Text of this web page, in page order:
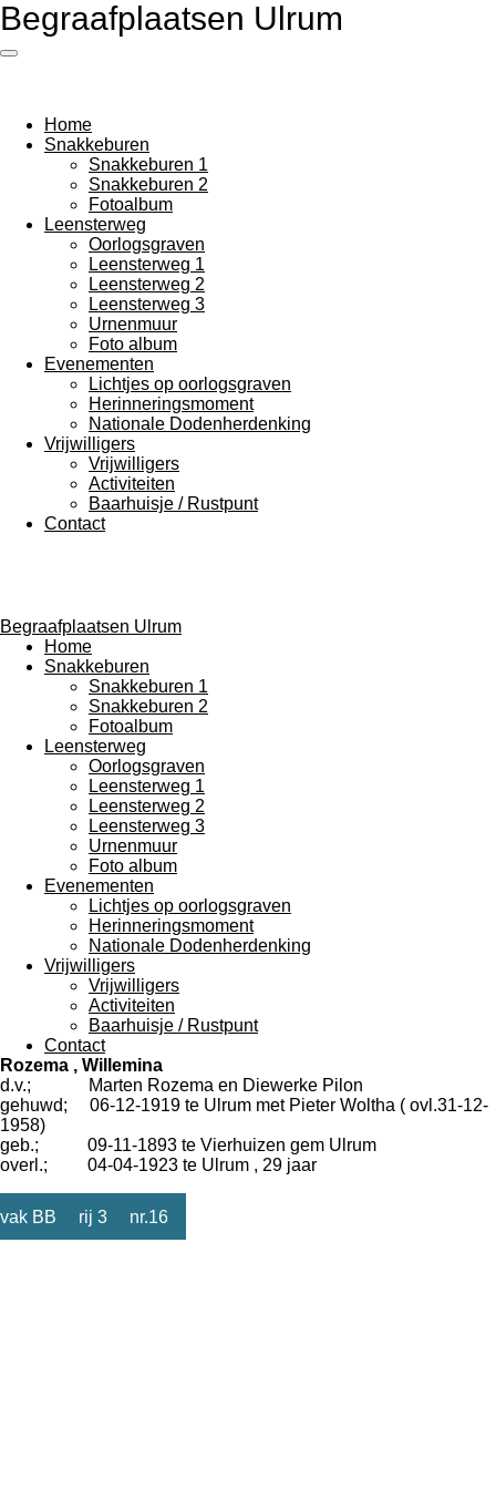
Ga
direct
naar
Begraafplaatsen Ulrum
Home
Snakkeburen
Snakkeburen 1
Snakkeburen 2
Fotoalbum
Leensterweg
Oorlogsgraven
Leensterweg 1
Leensterweg 2
Leensterweg 3
Urnenmuur
Foto album
Evenementen
Lichtjes op oorlogsgraven
Herinneringsmoment
Nationale Dodenherdenking
Vrijwilligers
Vrijwilligers
Activiteiten
Baarhuisje / Rustpunt
Contact
Begraafplaatsen Ulrum
Home
Snakkeburen
Snakkeburen 1
Snakkeburen 2
Fotoalbum
Leensterweg
Oorlogsgraven
Leensterweg 1
Leensterweg 2
Leensterweg 3
Urnenmuur
Foto album
Evenementen
Lichtjes op oorlogsgraven
Herinneringsmoment
Nationale Dodenherdenking
Vrijwilligers
Vrijwilligers
Activiteiten
Baarhuisje / Rustpunt
Contact
Rozema , Willemina
d.v.; Marten Rozema en Diewerke Pilon
gehuwd; 06-12-1919 te Ulrum met Pieter Woltha ( ovl.31-12-
1958)
geb.; 09-11-1893 te Vierhuizen gem Ulrum
overl.; 04-04-1923 te Ulrum , 29 jaar
vak BB rij 3 nr.16